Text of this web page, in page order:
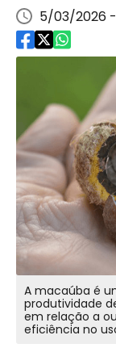
5/03/2026
A macaúba é
produtividade
em relação a
eficiência no